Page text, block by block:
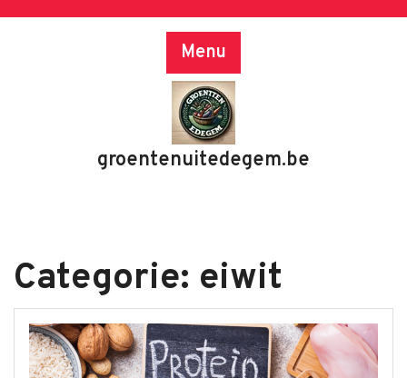
Menu
groentenuitedegem.be
Categorie: eiwit